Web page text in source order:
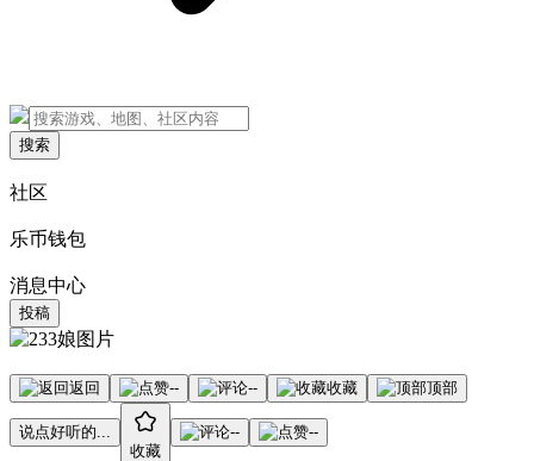
搜索
社区
乐币钱包
消息中心
投稿
返回 -- -- 收藏 顶部
说点好听的...
收藏
-- --